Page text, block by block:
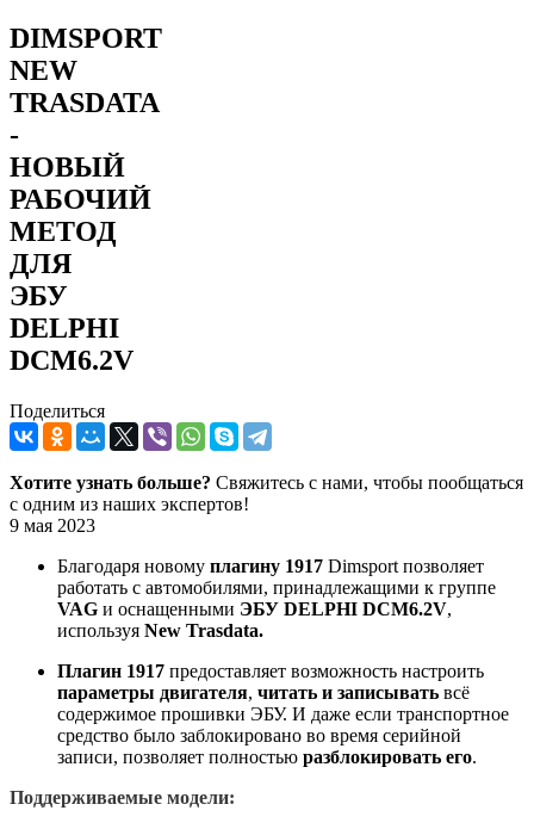
DIMSPORT
NEW
TRASDATA
-
НОВЫЙ
РАБОЧИЙ
МЕТОД
ДЛЯ
ЭБУ
DELPHI
DCM6.2V
Поделиться
Хотите узнать больше? Свяжитесь с нами, чтобы пообщаться
с одним из наших экспертов!
9 мая 2023
Благодаря новому плагину 1917 Dimsport позволяет
работать с автомобилями, принадлежащими к группе
VAG и оснащенными ЭБУ DELPHI DCM6.2V,
используя New Trasdata.
Плагин 1917 предоставляет возможность настроить
параметры двигателя, читать и записывать всё
содержимое прошивки ЭБУ. И даже если транспортное
средство было заблокировано во время серийной
записи, позволяет полностью разблокировать его.
Поддерживаемые модели: